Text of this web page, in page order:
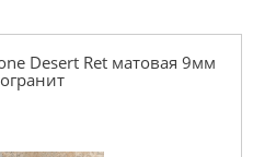
Desert Ret матовая 9мм